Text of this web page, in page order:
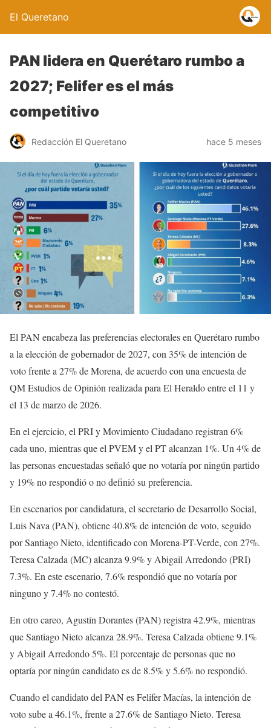
El Queretano
PAN lidera en Querétaro rumbo a
2027; Felifer es el más
competitivo
Redacción El Queretano hace 5 meses
El PAN encabeza las preferencias electorales en Querétaro rumbo
a la elección de gobernador de 2027, con 35% de intención de
voto frente a 27% de Morena, de acuerdo con una encuesta de
QM Estudios de Opinión realizada para El Heraldo entre el 11 y
el 13 de marzo de 2026.
En el ejercicio, el PRI y Movimiento Ciudadano registran 6%
cada uno, mientras que el PVEM y el PT alcanzan 1%. Un 4% de
las personas encuestadas señaló que no votaría por ningún partido
y 19% no respondió o no definió su preferencia.
En escenarios por candidatura, el secretario de Desarrollo Social,
Luis Nava (PAN), obtiene 40.8% de intención de voto, seguido
por Santiago Nieto, identificado con Morena-PT-Verde, con 27%.
Teresa Calzada (MC) alcanza 9.9% y Abigail Arredondo (PRI)
7.3%. En este escenario, 7.6% respondió que no votaría por
ninguno y 7.4% no contestó.
En otro careo, Agustín Dorantes (PAN) registra 42.9%, mientras
que Santiago Nieto alcanza 28.9%. Teresa Calzada obtiene 9.1%
y Abigail Arredondo 5%. El porcentaje de personas que no
optaría por ningún candidato es de 8.5% y 5.6% no respondió.
Cuando el candidato del PAN es Felifer Macías, la intención de
voto sube a 46.1%, frente a 27.6% de Santiago Nieto. Teresa